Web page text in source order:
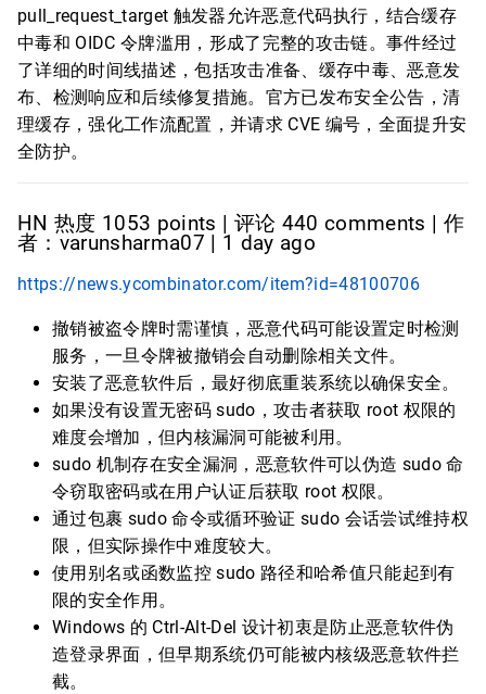
pull_request_target 触发器允许恶意代码执行，结合缓存
中毒和 OIDC 令牌滥用，形成了完整的攻击链。事件经过
了详细的时间线描述，包括攻击准备、缓存中毒、恶意发
布、检测响应和后续修复措施。官方已发布安全公告，清
理缓存，强化工作流配置，并请求 CVE 编号，全面提升安
全防护。
HN 热度 1053 points | 评论 440 comments | 作
者：varunsharma07 | 1 day ago
https://news.ycombinator.com/item?id=48100706
撤销被盗令牌时需谨慎，恶意代码可能设置定时检测
服务，一旦令牌被撤销会自动删除相关文件。
安装了恶意软件后，最好彻底重装系统以确保安全。
如果没有设置无密码 sudo，攻击者获取 root 权限的
难度会增加，但内核漏洞可能被利用。
sudo 机制存在安全漏洞，恶意软件可以伪造 sudo 命
令窃取密码或在用户认证后获取 root 权限。
通过包裹 sudo 命令或循环验证 sudo 会话尝试维持权
限，但实际操作中难度较大。
使用别名或函数监控 sudo 路径和哈希值只能起到有
限的安全作用。
Windows 的 Ctrl-Alt-Del 设计初衷是防止恶意软件伪
造登录界面，但早期系统仍可能被内核级恶意软件拦
截。